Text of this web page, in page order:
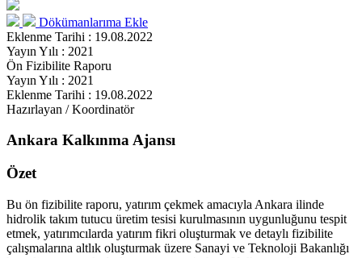
Dökümanlarıma Ekle
Eklenme Tarihi : 19.08.2022
Yayın Yılı : 2021
Ön Fizibilite Raporu
Yayın Yılı : 2021
Eklenme Tarihi : 19.08.2022
Hazırlayan / Koordinatör
Ankara Kalkınma Ajansı
Özet
Bu ön fizibilite raporu, yatırım çekmek amacıyla Ankara ilinde
hidrolik takım tutucu üretim tesisi kurulmasının uygunluğunu tespit
etmek, yatırımcılarda yatırım fikri oluşturmak ve detaylı fizibilite
çalışmalarına altlık oluşturmak üzere Sanayi ve Teknoloji Bakanlığı